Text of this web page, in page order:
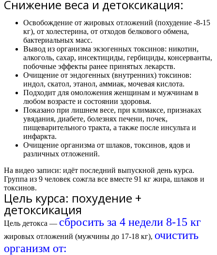
Снижение веса и детоксикация:
Освобождение от жировых отложений (похудение -8-15
кг), от холестерина, от отходов белкового обмена,
бактериальных масс.
Вывод из организма экзогенных токсинов: никотин,
алкоголь, сахар, инсектициды, гербициды, консерванты,
побочные эффекты ранее принятых лекарств.
Очищение от эндогенных (внутренних) токсинов:
индол, скатол, этанол, аммиак, мочевая кислота.
Подходит для омоложения женщинам и мужчинам в
любом возрасте и состоянии здоровья.
Показано при лишнем весе, при климаксе, признаках
увядания, диабете, болезнях печени, почек,
пищеварительного тракта, а также после инсульта и
инфаркта.
Очищение организма от шлаков, токсинов, ядов и
различных отложений.
На видео записи: идёт последний выпускной день курса.
Группа из 9 человек сожгла все вместе 91 кг жира, шлаков и
токсинов.
Цель курса: похудение +
детоксикация
Цель детокса — сбросить за 4 недели 8-15 кг
жировых отложений (мужчины до 17-18 кг), очистить
организм от: